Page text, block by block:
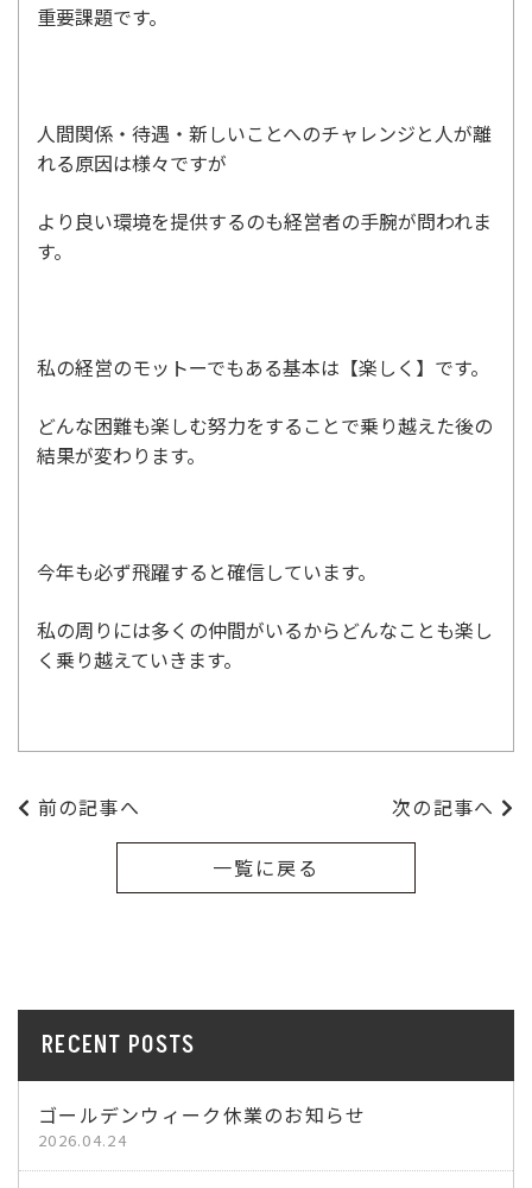
重要課題です。
人間関係・待遇・新しいことへのチャレンジと人が離
れる原因は様々ですが
より良い環境を提供するのも経営者の手腕が問われま
す。
私の経営のモットーでもある基本は【楽しく】です。
どんな困難も楽しむ努力をすることで乗り越えた後の
結果が変わります。
今年も必ず飛躍すると確信しています。
私の周りには多くの仲間がいるからどんなことも楽し
く乗り越えていきます。
前の記事へ 次の記事へ
一覧に戻る
RECENT POSTS
ゴールデンウィーク休業のお知らせ
2026.04.24